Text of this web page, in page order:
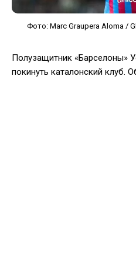
Фото: Marc Graupera Aloma /
Полузащитник «Барселоны»
покинуть каталонский клуб.